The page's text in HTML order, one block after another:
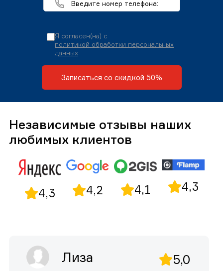
Я согласен(на) с
политикой обработки персональных
данных
Записаться со скидкой 50%
Независимые отзывы наших
любимых клиентов
4,3 4,2 4,1 4,3
Лиза 5,0